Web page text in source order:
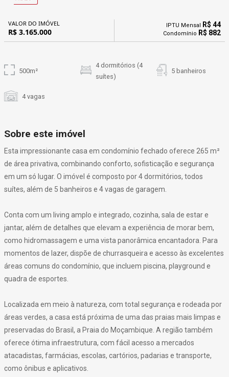
VALOR DO IMÓVEL
R$ 3.165.000
IPTU Mensal R$ 44
Condomínio R$ 882
500m²
4 dormitórios (4
suítes)
5 banheiros
4 vagas
Sobre este imóvel
Esta impressionante casa em condomínio fechado oferece 265 m²
de área privativa, combinando conforto, sofisticação e segurança
em um só lugar. O imóvel é composto por 4 dormitórios, todos
suítes, além de 5 banheiros e 4 vagas de garagem.
Conta com um living amplo e integrado, cozinha, sala de estar e
jantar, além de detalhes que elevam a experiência de morar bem,
como hidromassagem e uma vista panorâmica encantadora. Para
momentos de lazer, dispõe de churrasqueira e acesso às excelentes
áreas comuns do condomínio, que incluem piscina, playground e
quadra de esportes.
Localizada em meio à natureza, com total segurança e rodeada por
áreas verdes, a casa está próxima de uma das praias mais limpas e
preservadas do Brasil, a Praia do Moçambique. A região também
oferece ótima infraestrutura, com fácil acesso a mercados
atacadistas, farmácias, escolas, cartórios, padarias e transporte,
como ônibus e aplicativos.